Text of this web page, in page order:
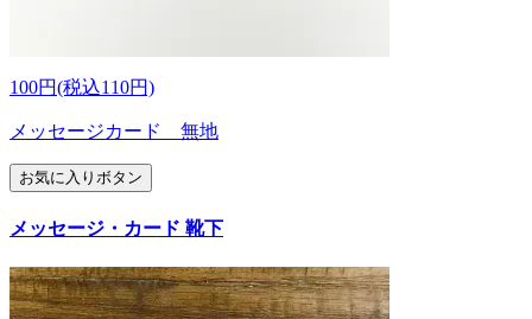
100円(税込110円)
メッセージカード 無地
お気に入りボタン
メッセージ・カード 靴下